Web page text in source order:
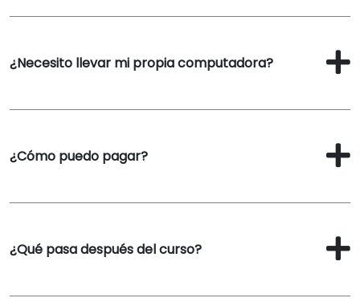
¿Necesito llevar mi propia computadora?
¿Cómo puedo pagar?
¿Qué pasa después del curso?